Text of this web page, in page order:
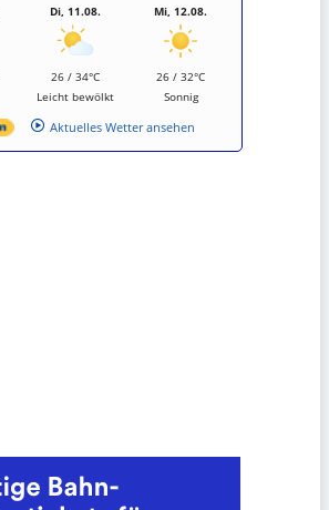
Di, 11.08.
26 / 34°C
Leicht bewölkt
Mi, 12.08.
26 / 32°C
Sonnig
Aktuelles Wetter ansehen